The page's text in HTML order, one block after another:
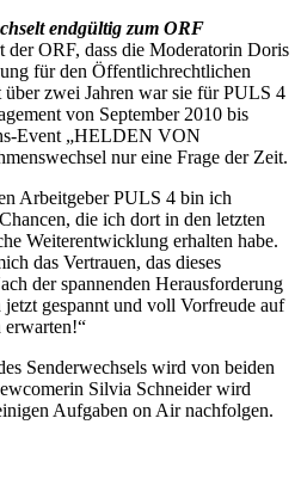
endgültig zum ORF
der ORF, dass die Moderatorin Doris
für den Öffentlichrechtlichen
zwei Jahren war sie für PULS 4
von September 2010 bis
Event „HELDEN VON
nur eine Frage der Zeit.
Arbeitgeber PULS 4 bin ich
die ich dort in den letzten
Weiterentwicklung erhalten habe.
das Vertrauen, das dieses
der spannenden Herausforderung
gespannt und voll Vorfreude auf
erwarten!“
Senderwechsels wird von beiden
Silvia Schneider wird
Aufgaben on Air nachfolgen.